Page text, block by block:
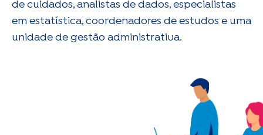
de cuidados, analistas de dados, especialistas
em estatística, coordenadores de estudos e uma
unidade de gestão administrativa.